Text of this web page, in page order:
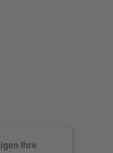
Ihre